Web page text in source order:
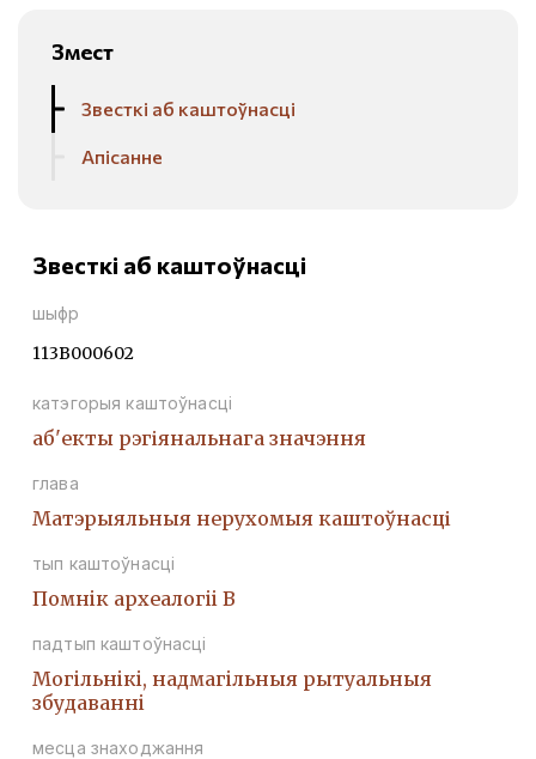
Змест
Звесткі аб каштоўнасці
Апісанне
Звесткі аб каштоўнасці
шыфр
113В000602
катэгорыя каштоўнасці
аб'екты рэгіянальнага значэння
глава
Матэрыяльныя нерухомыя каштоўнасці
тып каштоўнасці
Помнiк археалогii В
падтып каштоўнасці
Могiльнiкi, надмагiльныя рытуальныя
збудаваннi
месца знаходжання